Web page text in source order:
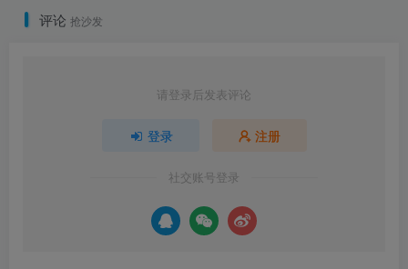
评论 抢沙发
请登录后发表评论
登录 注册
社交账号登录